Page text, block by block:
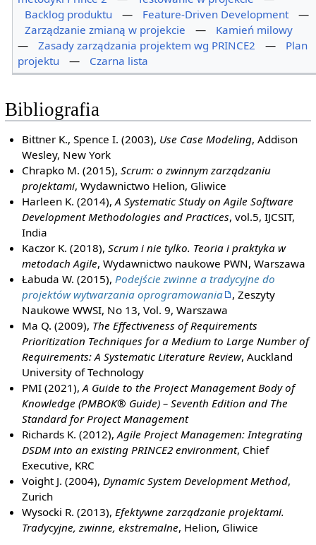
Backlog produktu
— Feature-Driven Development
—
Zarządzanie zmianą w projekcie
—
Kamień milowy
—
Zasady zarządzania projektem wg PRINCE2 —
Plan
projektu
— Czarna lista
Bibliografia
Bittner K., Spence I. (2003), Use Case Modeling, Addison
Wesley, New York
Chrapko M. (2015),Scrum: o zwinnym zarządzaniu
projektami, Wydawnictwo Helion, Gliwice
Harleen K. (2014),A Systematic Study on Agile Software
Development Methodologies and Practices, vol.5, IJCSIT,
India
Kaczor K. (2018),Scrum i nie tylko. Teoria i praktyka w
metodach Agile, Wydawnictwo naukowe PWN, Warszawa
Łabuda W. (2015), Podejście zwinne a tradycyjne do
projektów wytwarzania oprogramowania
, Zeszyty
Naukowe WWSI, No 13, Vol. 9, Warszawa
Ma Q. (2009), The Effectiveness of Requirements
Prioritization Techniques for a Medium to Large Number of
Requirements: A Systematic Literature Review, Auckland
University of Technology
PMI (2021),A Guide to the Project Management Body of
Knowledge (PMBOK® Guide) – Seventh Edition and The
Standard for Project Management
Richards K. (2012),Agile Project Managemen: Integrating
DSDM into an existing PRINCE2 environment, Chief
Executive, KRC
Voight J. (2004), Dynamic System Development Method,
Zurich
Wysocki R. (2013), Efektywne zarządzanie projektami.
Tradycyjne, zwinne, ekstremalne, Helion, Gliwice